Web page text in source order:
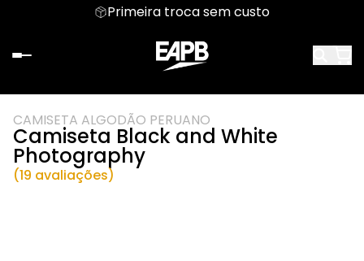
Primeira troca sem custo
CAMISETA ALGODÃO PERUANO
Camiseta Black and White
Photography
(19 avaliações)